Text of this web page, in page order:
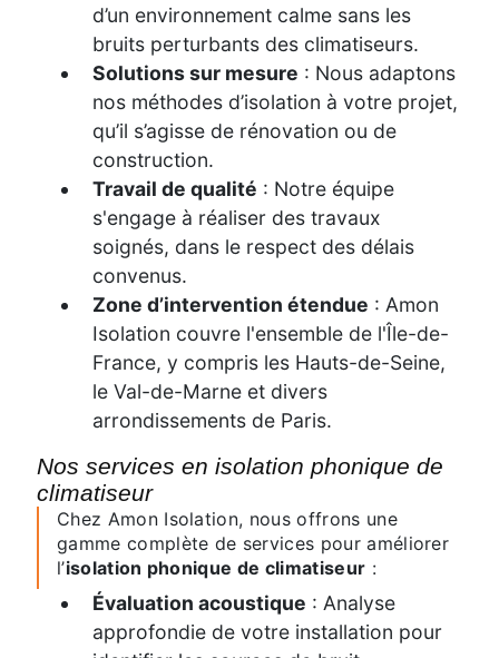
d’un environnement calme sans les
bruits perturbants des climatiseurs.
Solutions sur mesure : Nous adaptons
nos méthodes d’isolation à votre projet,
qu’il s’agisse de rénovation ou de
construction.
Travail de qualité : Notre équipe
s'engage à réaliser des travaux
soignés, dans le respect des délais
convenus.
Zone d’intervention étendue : Amon
Isolation couvre l'ensemble de l'Île-de-
France, y compris les Hauts-de-Seine,
le Val-de-Marne et divers
arrondissements de Paris.
Nos services en isolation phonique de
climatiseur
Chez Amon Isolation, nous offrons une
gamme complète de services pour améliorer
l’isolation phonique de climatiseur :
Évaluation acoustique : Analyse
approfondie de votre installation pour